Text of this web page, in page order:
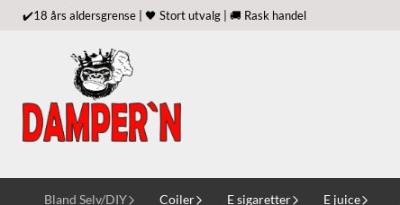
Hopp til innhold
✔️18 års aldersgrense | 🖤 Stort utvalg | 🚚 Rask handel
Bland Selv/DIY Coiler E sigaretter E juice